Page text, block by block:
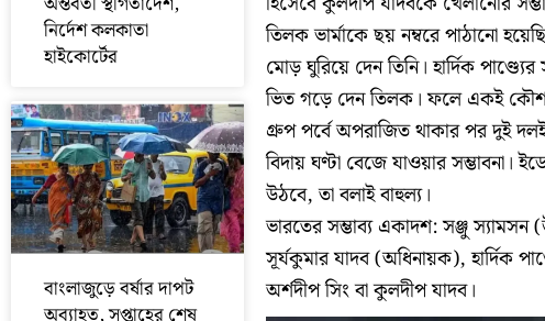
নির্দেশ কলকাতা
হাইকোর্টের
বাংলাজুড়ে বর্ষার দাপট
তিলক ভার্মাকে ছয় নম্বরে পাঠানো
মোড় ঘুরিয়ে দেন তিনি। হার্দিক
ভিত গড়ে দেন তিলক। ফলে একই
গ্রুপ পর্বে অপরাজিত থাকার পর দুই
বিদায় ঘণ্টা বেজে যাওয়ার সম্ভাবনা।
উঠবে, তা বলাই বাহুল্য।
ভারতের সম্ভাব্য একাদশ: সঞ্জু
সূর্যকুমার যাদব (অধিনায়ক), হার্দিক
অর্শদীপ সিং বা কুলদীপ যাদব।